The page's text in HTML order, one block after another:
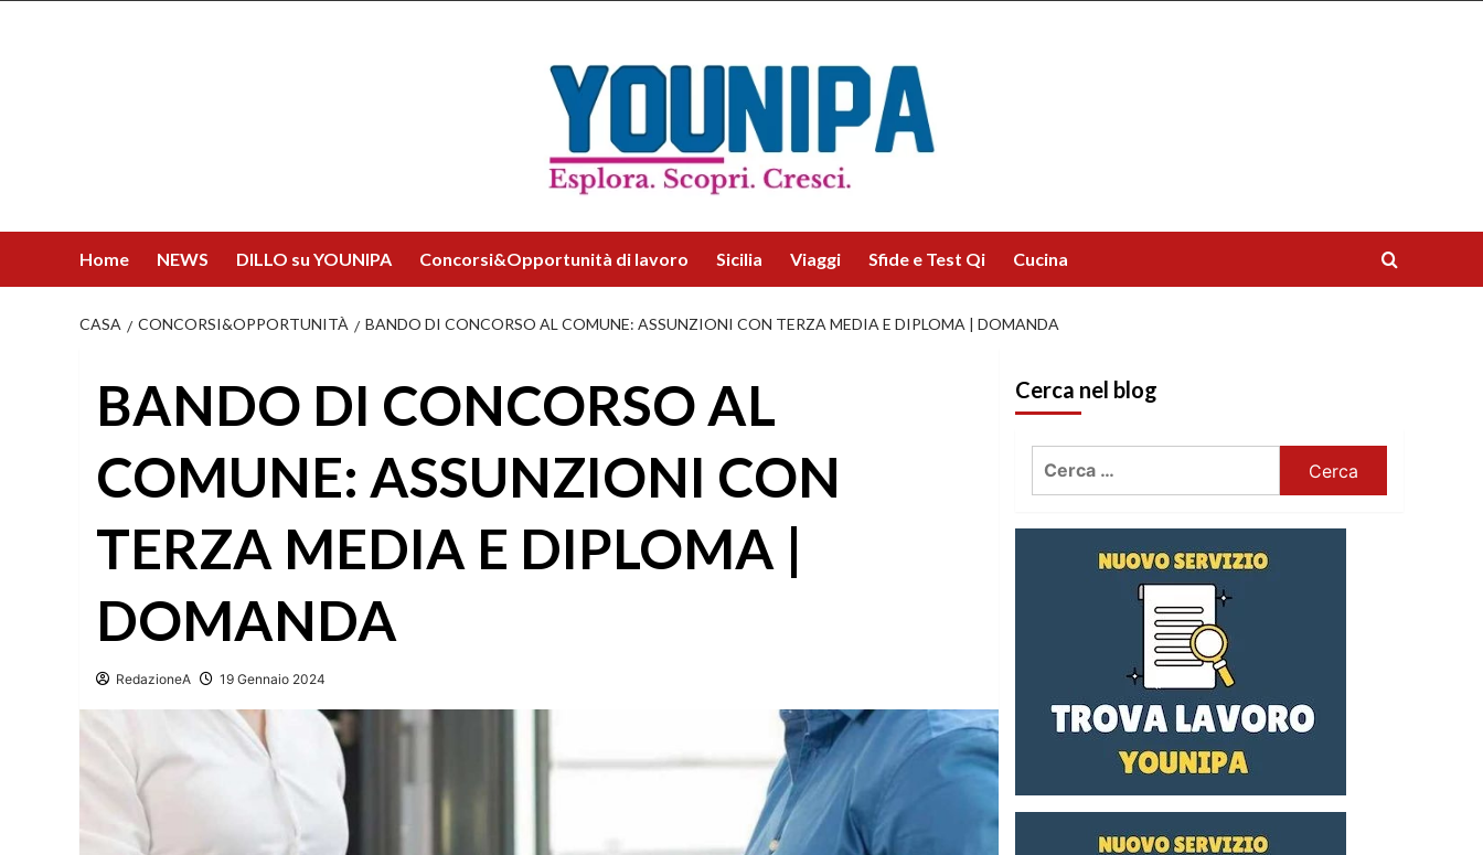
Home NEWS DILLO su YOUNIPA Concorsi&Opportunità di lavoro Sicilia Viaggi Sfide e Test Qi Cucina
CASA CONCORSI&OPPORTUNITÀ BANDO DI CONCORSO AL COMUNE: ASSUNZIONI CON TERZA MEDIA E DIPLOMA | DOMANDA
BANDO DI CONCORSO AL
COMUNE: ASSUNZIONI CON
TERZA MEDIA E DIPLOMA |
DOMANDA
RedazioneA 19 Gennaio 2024
Cerca nel blog
Ricerca